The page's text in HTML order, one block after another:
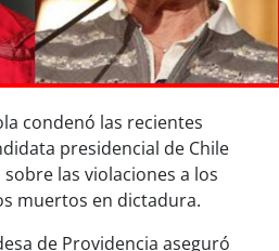
condenó las recientes
presidencial de Chile
las violaciones a los
muertos en dictadura.
de Providencia aseguró